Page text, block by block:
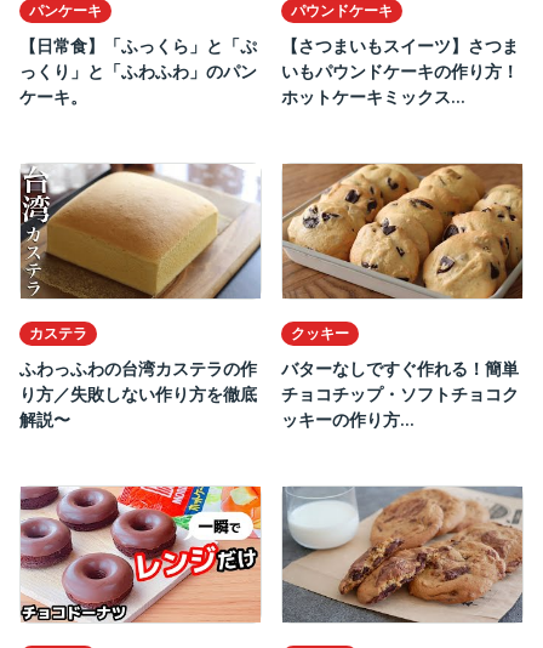
パンケーキ
【日常食】「ふっくら」と「ぷ
っくり」と「ふわふわ」のパン
ケーキ。
パウンドケーキ
【さつまいもスイーツ】さつま
いもパウンドケーキの作り方！
ホットケーキミックス...
カステラ
ふわっふわの台湾カステラの作
り方／失敗しない作り方を徹底
解説〜
クッキー
バターなしですぐ作れる！簡単
チョコチップ・ソフトチョコク
ッキーの作り方...